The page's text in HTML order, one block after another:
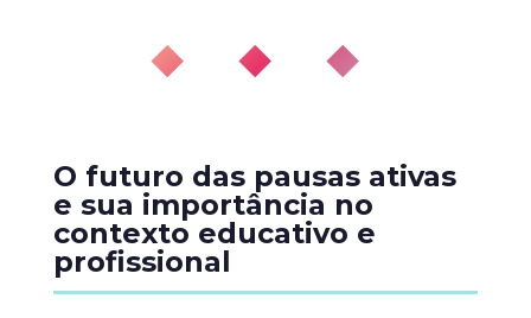
◆ ◆ ◆
O futuro das pausas ativas
e sua importância no
contexto educativo e
profissional